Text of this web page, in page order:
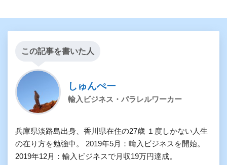
この記事を書いた人
しゅんぺー
輸入ビジネス・パラレルワーカー
兵庫県淡路島出身、香川県在住の27歳 １度しかない人生
の在り方を勉強中。 2019年5月：輸入ビジネスを開始。
2019年12月：輸入ビジネスで月収19万円達成。